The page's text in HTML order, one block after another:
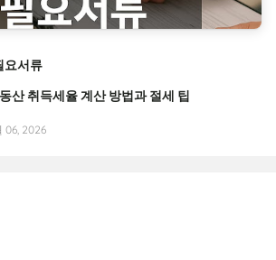
요서류
산 취득세율 계산 방법과 절세 팁
06, 2026